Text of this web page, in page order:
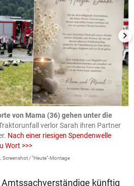
von Mama (36) gehen unter die
verlor Sarah ihren Partner
Nach einer riesigen Spendenwelle
Wort >>>
Screenshot / "Heute"-Montage
künftig